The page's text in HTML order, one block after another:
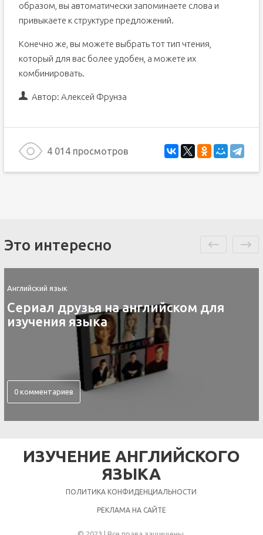
образом, вы автоматически запоминаете слова и
привыкаете к структуре предложений.
Конечно же, вы можете выбрать тот тип чтения,
который для вас более удобен, а можете их
комбинировать.
Автор: Алексей Фрунза
4 014 просмотров
Это интересно
Английский язык
Сериал друзья на английском для
изучения языка
0 комментариев
ИЗУЧЕНИЕ АНГЛИЙСКОГО
ЯЗЫКА
ПОЛИТИКА КОНФИДЕНЦИАЛЬНОСТИ
РЕКЛАМА НА САЙТЕ